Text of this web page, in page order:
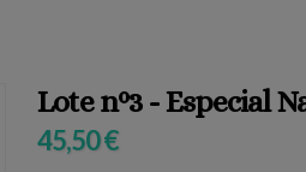
Lote nº3 - Especial
45,50 €